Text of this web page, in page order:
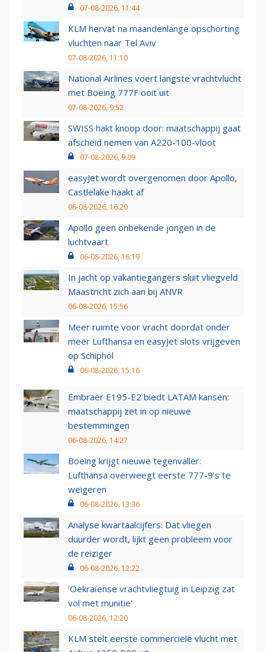
07-08-2026, 11:44
KLM hervat na maandenlange opschorting
vluchten naar Tel Aviv
07-08-2026, 11:10
National Airlines voert langste vrachtvlucht
met Boeing 777F ooit uit
07-08-2026, 9:52
SWISS hakt knoop door: maatschappij gaat
afscheid nemen van A220-100-vloot
07-08-2026, 9:09
easyJet wordt overgenomen door Apollo,
Castlelake haakt af
06-08-2026, 16:20
Apollo geen onbekende jongen in de
luchtvaart
06-08-2026, 16:19
In jacht op vakantiegangers sluit vliegveld
Maastricht zich aan bij ANVR
06-08-2026, 15:56
Meer ruimte voor vracht doordat onder
meer Lufthansa en easyJet slots vrijgeven
op Schiphol
06-08-2026, 15:16
Embraer E195-E2 biedt LATAM kansen:
maatschappij zet in op nieuwe
bestemmingen
06-08-2026, 14:27
Boeing krijgt nieuwe tegenvaller:
Lufthansa overweegt eerste 777-9’s te
weigeren
06-08-2026, 13:36
Analyse kwartaalcijfers: Dat vliegen
duurder wordt, lijkt geen probleem voor
de reiziger
06-08-2026, 12:22
'Oekraïense vrachtvliegtuig in Leipzig zat
vol met munitie'
06-08-2026, 12:20
KLM stelt eerste commerciële vlucht met